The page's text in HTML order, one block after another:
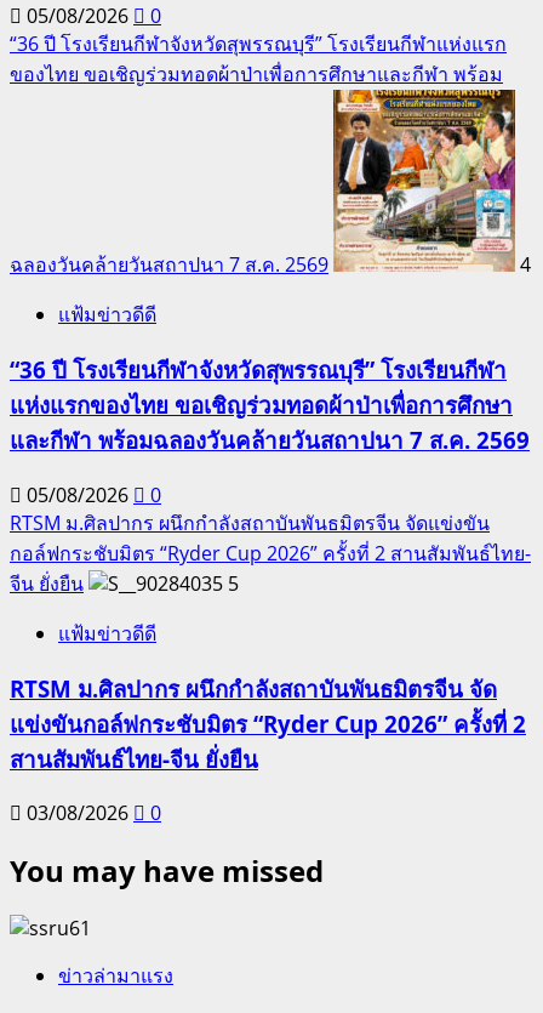
05/08/2026
0
“36 ปี โรงเรียนกีฬาจังหวัดสุพรรณบุรี” โรงเรียนกีฬาแห่งแรก
ของไทย ขอเชิญร่วมทอดผ้าป่าเพื่อการศึกษาและกีฬา พร้อม
ฉลองวันคล้ายวันสถาปนา 7 ส.ค. 2569
4
แฟ้มข่าวดีดี
“36 ปี โรงเรียนกีฬาจังหวัดสุพรรณบุรี” โรงเรียนกีฬา
แห่งแรกของไทย ขอเชิญร่วมทอดผ้าป่าเพื่อการศึกษา
และกีฬา พร้อมฉลองวันคล้ายวันสถาปนา 7 ส.ค. 2569
05/08/2026
0
RTSM ม.ศิลปากร ผนึกกำลังสถาบันพันธมิตรจีน จัดแข่งขัน
กอล์ฟกระชับมิตร “Ryder Cup 2026” ครั้งที่ 2 สานสัมพันธ์ไทย-
จีน ยั่งยืน
5
แฟ้มข่าวดีดี
RTSM ม.ศิลปากร ผนึกกำลังสถาบันพันธมิตรจีน จัด
แข่งขันกอล์ฟกระชับมิตร “Ryder Cup 2026” ครั้งที่ 2
สานสัมพันธ์ไทย-จีน ยั่งยืน
03/08/2026 0
You may have missed
ข่าวล่ามาแรง